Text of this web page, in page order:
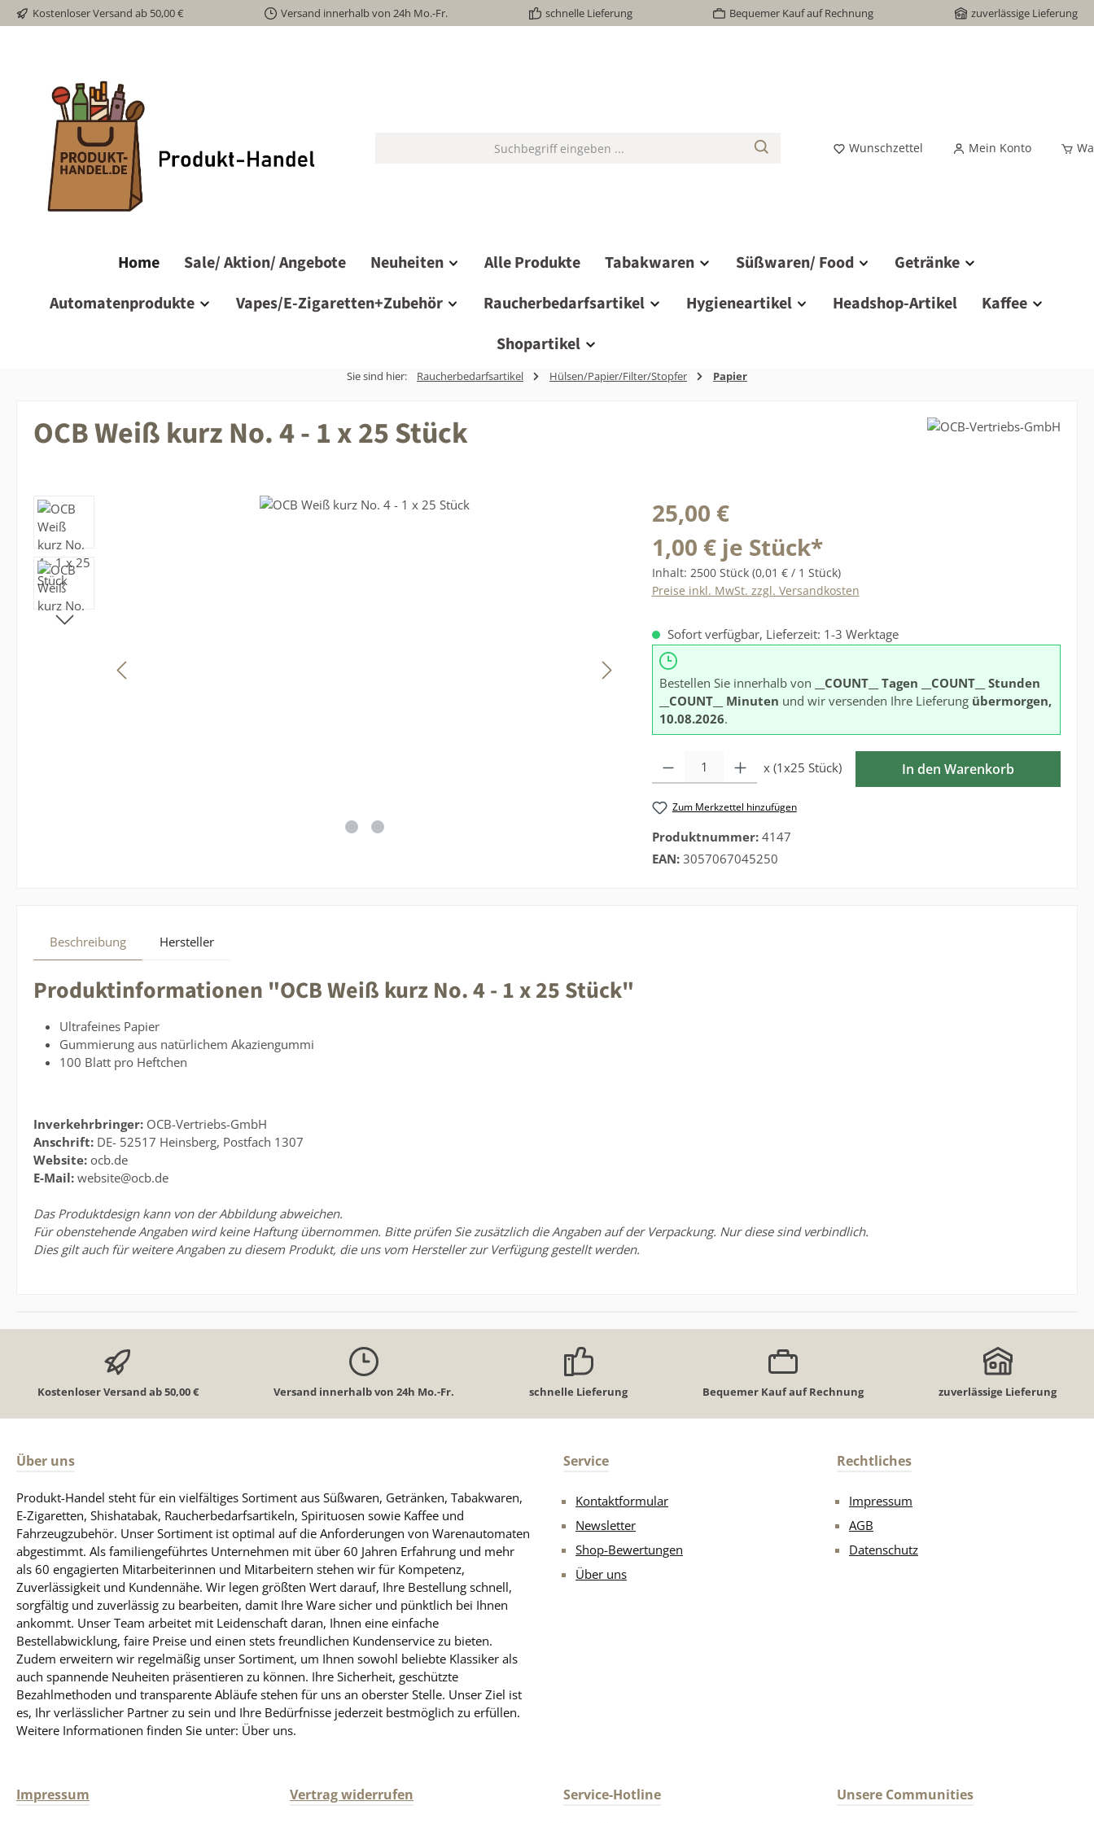
Hauptinhalt springen
Zur Suche springen
Zur Hauptnavigation springen
Kostenloser Versand ab 50,00 € Versand innerhalb von 24h Mo.-Fr. schnelle Lieferung Bequemer Kauf auf Rechnung zuverlässige Lieferung
Wunschzettel Mein Konto
Home Sale/ Aktion/ Angebote Neuheiten Alle Produkte Tabakwaren Süßwaren/ Food
Getränke
Automatenprodukte
Vapes/E-Zigaretten+Zubehör Raucherbedarfsartikel Hygieneartikel Headshop-Artikel
Kaffee
Shopartikel
Sie sind hier: Raucherbedarfsartikel Hülsen/Papier/Filter/Stopfer Papier
OCB Weiß kurz No. 4 - 1 x 25 Stück
Bildergalerie überspringen Regulärer Preis:
25,00 €
1,00 € je Stück*
Inhalt: 2500 Stück (0,01 € / 1 Stück)
Preise inkl. MwSt. zzgl. Versandkosten
Sofort verfügbar, Lieferzeit: 1-3 Werktage
Bestellen Sie innerhalb von __COUNT__ Tagen
__COUNT__ Stunden
__COUNT__ Minuten und wir versenden Ihre Lieferung übermorgen,
10.08.2026.
Produkt Anzahl: Gib den gewünschten Wert ein oder benutze die
x (1x25 Stück) In den Warenkorb
Zum Merkzettel hinzufügen
Produktnummer: 4147
EAN: 3057067045250
Beschreibung Hersteller
Produktinformationen "OCB Weiß kurz No. 4 - 1 x 25 Stück"
Ultrafeines Papier
Gummierung aus natürlichem Akaziengummi
100 Blatt pro Heftchen
Inverkehrbringer: OCB-Vertriebs-GmbH
Anschrift: DE- 52517 Heinsberg, Postfach 1307
Website: ocb.de
E-Mail: website@ocb.de
Das Produktdesign kann von der Abbildung abweichen.
Für obenstehende Angaben wird keine Haftung übernommen. Bitte prüfen Sie zusätzlich die Angaben auf der Verpackung. Nur diese sind verbindlich.
Dies gilt auch für weitere Angaben zu diesem Produkt, die uns vom Hersteller zur Verfügung gestellt werden.
Kostenloser Versand ab 50,00 € Versand innerhalb von 24h Mo.-Fr. schnelle Lieferung Bequemer Kauf auf Rechnung zuverlässige Lieferung
Über uns
Produkt-Handel steht für ein vielfältiges Sortiment aus Süßwaren, Getränken, Tabakwaren,
E-Zigaretten, Shishatabak, Raucherbedarfsartikeln, Spirituosen sowie Kaffee und
Fahrzeugzubehör. Unser Sortiment ist optimal auf die Anforderungen von Warenautomaten
abgestimmt. Als familiengeführtes Unternehmen mit über 60 Jahren Erfahrung und mehr
als 60 engagierten Mitarbeiterinnen und Mitarbeitern stehen wir für Kompetenz,
Zuverlässigkeit und Kundennähe. Wir legen größten Wert darauf, Ihre Bestellung schnell,
sorgfältig und zuverlässig zu bearbeiten, damit Ihre Ware sicher und pünktlich bei Ihnen
ankommt. Unser Team arbeitet mit Leidenschaft daran, Ihnen eine einfache
Bestellabwicklung, faire Preise und einen stets freundlichen Kundenservice zu bieten.
Zudem erweitern wir regelmäßig unser Sortiment, um Ihnen sowohl beliebte Klassiker als
auch spannende Neuheiten präsentieren zu können. Ihre Sicherheit, geschützte
Bezahlmethoden und transparente Abläufe stehen für uns an oberster Stelle. Unser Ziel ist
es, Ihr verlässlicher Partner zu sein und Ihre Bedürfnisse jederzeit bestmöglich zu erfüllen.
Weitere Informationen finden Sie unter: Über uns.
Service
Kontaktformular
Newsletter
Shop-Bewertungen
Über uns
Rechtliches
Impressum
AGB
Datenschutz
Impressum Vertrag widerrufen Service-Hotline Unsere Communities